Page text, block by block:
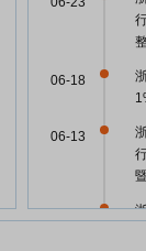
06-18
06-13